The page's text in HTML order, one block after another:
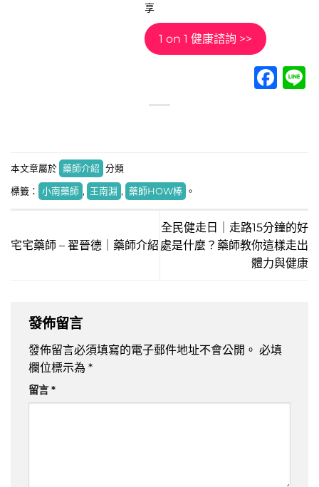
享
1 on 1 健康諮詢 >>
本文章屬於 藥師介紹 分類
標籤： 小南藥師 , 王南淵 , 藥師HOW棒 。
宅宅藥師 – 翟晉德｜藥師介紹
全民健走日｜走路15分鐘的好
處是什麼？藥師教你這樣走出
體力與健康
發佈留言
發佈留言必須填寫的電子郵件地址不會公開。 必填
欄位標示為 *
留言*